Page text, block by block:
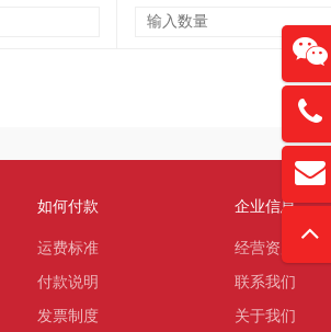
如何付款
运费标准
付款说明
发票制度
企业信息
经营资质
联系我们
关于我们